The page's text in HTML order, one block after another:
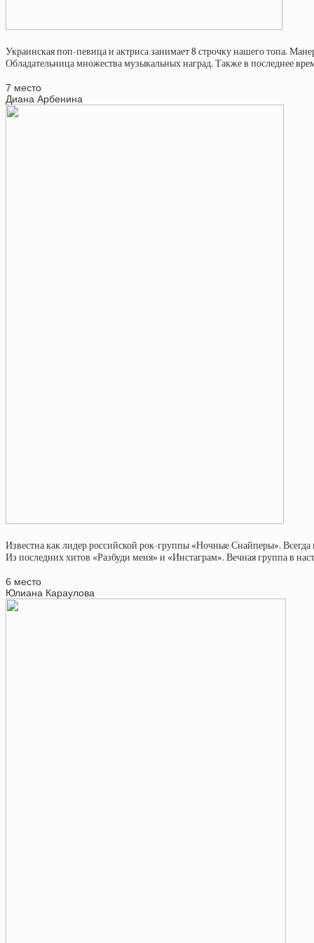
Украинская поп-певица и актриса занимает 8 строчку нашего топа.
Обладательница множества музыкальных наград. Также в последнее
7 место
Диана Арбенина
Известна как лидер российской рок-группы «Ночные Снайперы».
Из последних хитов «Разбуди меня» и «Инстаграм». Вечная группа в
6 место
Юлиана Караулова